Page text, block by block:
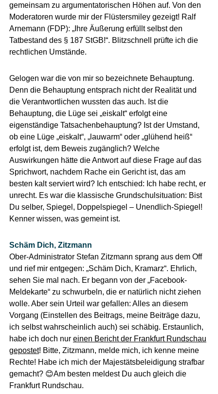
gemeinsam zu argumentatorischen Höhen auf. Von den
Moderatoren wurde mir der Flüstersmiley gezeigt! Ralf
Arnemann (FDP): „Ihre Äußerung erfüllt selbst den
Tatbestand des § 187 StGB!“. Blitzschnell prüfte ich die
rechtlichen Umstände.
Gelogen war die von mir so bezeichnete Behauptung.
Denn die Behauptung entsprach nicht der Realität und
die Verantwortlichen wussten das auch. Ist die
Behauptung, die Lüge sei „eiskalt“ erfolgt eine
eigenständige Tatsachenbehauptung? Ist der Umstand,
ob eine Lüge „eiskalt“, „lauwarm“ oder „glühend heiß“
erfolgt ist, dem Beweis zugänglich? Welche
Auswirkungen hätte die Antwort auf diese Frage auf das
Sprichwort, nachdem Rache ein Gericht ist, das am
besten kalt serviert wird? Ich entschied: Ich habe recht, er
unrecht. Es war die klassische Grundschulsituation: Bist
Du selber, Spiegel, Doppelspiegel – Unendlich-Spiegel!
Kenner wissen, was gemeint ist.
Schäm Dich, Zitzmann
Ober-Administrator Stefan Zitzmann sprang aus dem Off
und rief mir entgegen: „Schäm Dich, Kramarz“. Ehrlich,
sehen Sie mal nach. Er begann von der „Facebook-
Meldekarte“ zu schwurbeln, die er natürlich nicht ziehen
wolle. Aber sein Urteil war gefallen: Alles an diesem
Vorgang (Einstellen des Beitrags, meine Beiträge dazu,
ich selbst wahrscheinlich auch) sei schäbig. Erstaunlich,
habe ich doch nur einen Bericht der Frankfurt Rundschau
gepostet! Bitte, Zitzmann, melde mich, ich kenne meine
Rechte! Habe ich mich der Majestätsbeleidigung strafbar
gemacht? 😊Am besten meldest Du auch gleich die
Frankfurt Rundschau.